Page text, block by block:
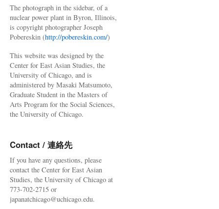
The photograph in the sidebar, of a
nuclear power plant in Byron, Illinois,
is copyright photographer Joseph
Pobereskin (http://pobereskin.com/)
This website was designed by the
Center for East Asian Studies, the
University of Chicago, and is
administered by Masaki Matsumoto,
Graduate Student in the Masters of
Arts Program for the Social Sciences,
the University of Chicago.
Contact / 連絡先
If you have any questions, please
contact the Center for East Asian
Studies, the University of Chicago at
773-702-2715 or
japanatchicago@uchicago.edu.